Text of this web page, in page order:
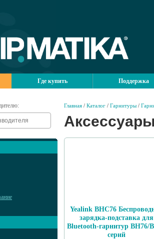
Где купить Поддержка
Главная / Каталог / Гарнитуры /
Yealink BHC76
зарядка-подставка для
Bluetooth-гарнитур BH76/
серий